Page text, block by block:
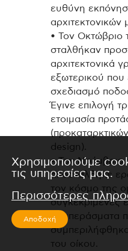
ευθύνη
αρχιτεκτονικών
• Τον Οκτώβριο
σταλθήκαν
αρχιτεκτονικά
εξωτερικού που
σχεδιασμό
Έγινε επιλογή
ετοιμασία
design).
• Τον Νοέμβριο
αποστάλθηκε
τον κόσμο της
συγκεκριμένες
συμπεράσματα
του οίκου.
Χρησιμοποιούμε
τις υπηρεσίες μας.
Περισσότερες
Αποδοχή